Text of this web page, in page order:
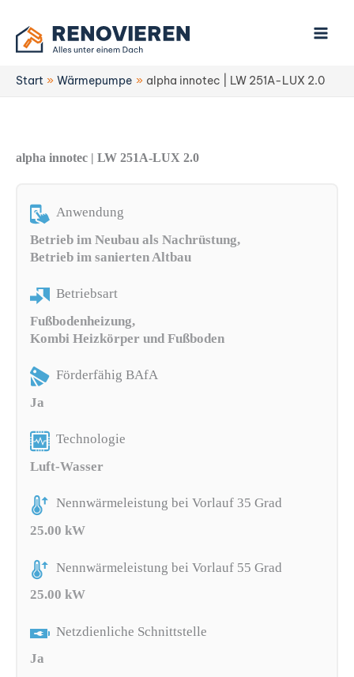
Inhalt
springen
Start Wärmepumpe alpha innotec | LW 251A-LUX 2.0
alpha innotec | LW 251A-LUX 2.0
Anwendung
Betrieb im Neubau als Nachrüstung,
Betrieb im sanierten Altbau
Betriebsart
Fußbodenheizung,
Kombi Heizkörper und Fußboden
Förderfähig BAfA
Ja
Technologie
Luft-Wasser
Nennwärmeleistung bei Vorlauf 35 Grad
25.00 kW
Nennwärmeleistung bei Vorlauf 55 Grad
25.00 kW
Netzdienliche Schnittstelle
Ja